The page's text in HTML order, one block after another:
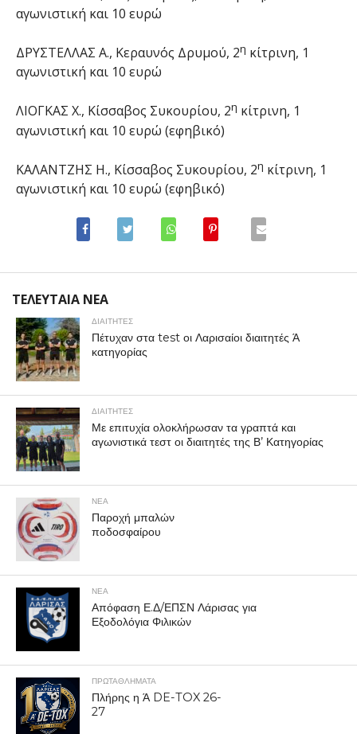
αγωνιστική και 10 ευρώ
ΔΡΥΣΤΕΛΛΑΣ Α., Κεραυνός Δρυμού, 2η κίτρινη, 1
αγωνιστική και 10 ευρώ
ΛΙΟΓΚΑΣ Χ., Κίσσαβος Συκουρίου, 2η κίτρινη, 1
αγωνιστική και 10 ευρώ (εφηβικό)
ΚΑΛΑΝΤΖΗΣ Η., Κίσσαβος Συκουρίου, 2η κίτρινη, 1
αγωνιστική και 10 ευρώ (εφηβικό)
ΤΕΛΕΥΤΑΙΑ ΝΕΑ
ΔΙΑΙΤΗΤΕΣ
Πέτυχαν στα test οι Λαρισαίοι διαιτητές Ά
κατηγορίας
ΔΙΑΙΤΗΤΕΣ
Με επιτυχία ολοκλήρωσαν τα γραπτά και
αγωνιστικά τεστ οι διαιτητές της Β’ Κατηγορίας
ΝΕΑ
Παροχή μπαλών
ποδοσφαίρου
ΝΕΑ
Απόφαση Ε.Δ/ΕΠΣΝ Λάρισας για
Εξοδολόγια Φιλικών
ΠΡΩΤΑΘΛΉΜΑΤΑ
Πλήρης η Ά DE-TOX 26-
27